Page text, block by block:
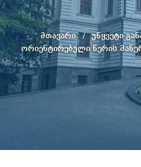
მთავარი უწყვეტი
ორიენტირებული წერის